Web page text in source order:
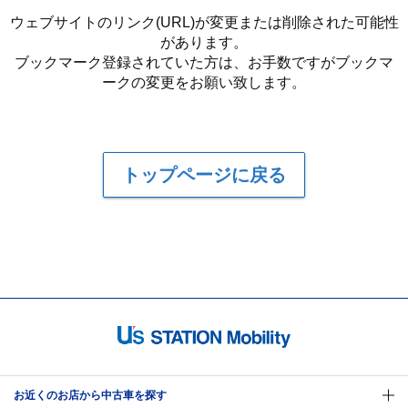
ウェブサイトのリンク(URL)が変更または削除された可能性
があります。
ブックマーク登録されていた方は、お手数ですがブックマ
ークの変更をお願い致します。
トップページに戻る
お近くのお店から中古車を探す